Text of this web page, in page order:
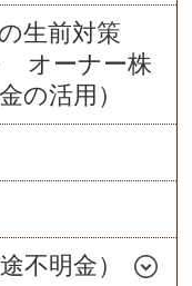
生前対策
オーナー株
の活用）
不明金）